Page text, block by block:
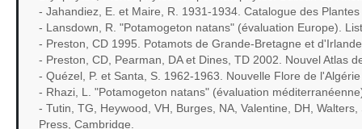
- Jahandiez, E. et Maire, R. 1931-1934. Catalogue des
- Lansdown, R. "Potamogeton natans" (évaluation Europe).
- Preston, CD 1995. Potamots de Grande-Bretagne et
- Preston, CD, Pearman, DA et Dines, TD 2002. Nouvel Atlas
- Quézel, P. et Santa, S. 1962-1963. Nouvelle Flore de
- Rhazi, L. "Potamogeton natans" (évaluation
- Tutin, TG, Heywood, VH, Burges, NA, Valentine, DH,
Press, Cambridge.